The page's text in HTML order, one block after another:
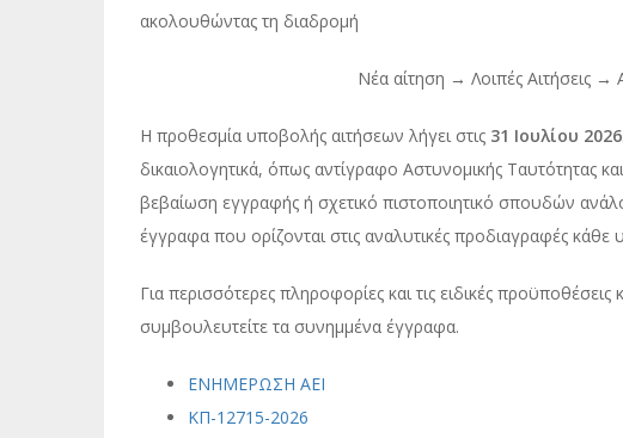
ακολουθώντας τη διαδρομή
Νέα αίτηση → Λοιπές Αιτήσεις →
Η προθεσμία υποβολής αιτήσεων λήγει στις 31 Ιουλίου 2026
δικαιολογητικά, όπως αντίγραφο Αστυνομικής Ταυτότητας
βεβαίωση εγγραφής ή σχετικό πιστοποιητικό σπουδών
έγγραφα που ορίζονται στις αναλυτικές προδιαγραφές κάθε
Για περισσότερες πληροφορίες και τις ειδικές
συμβουλευτείτε τα συνημμένα έγγραφα.
ΕΝΗΜΕΡΩΣΗ ΑΕΙ
ΚΠ-12715-2026